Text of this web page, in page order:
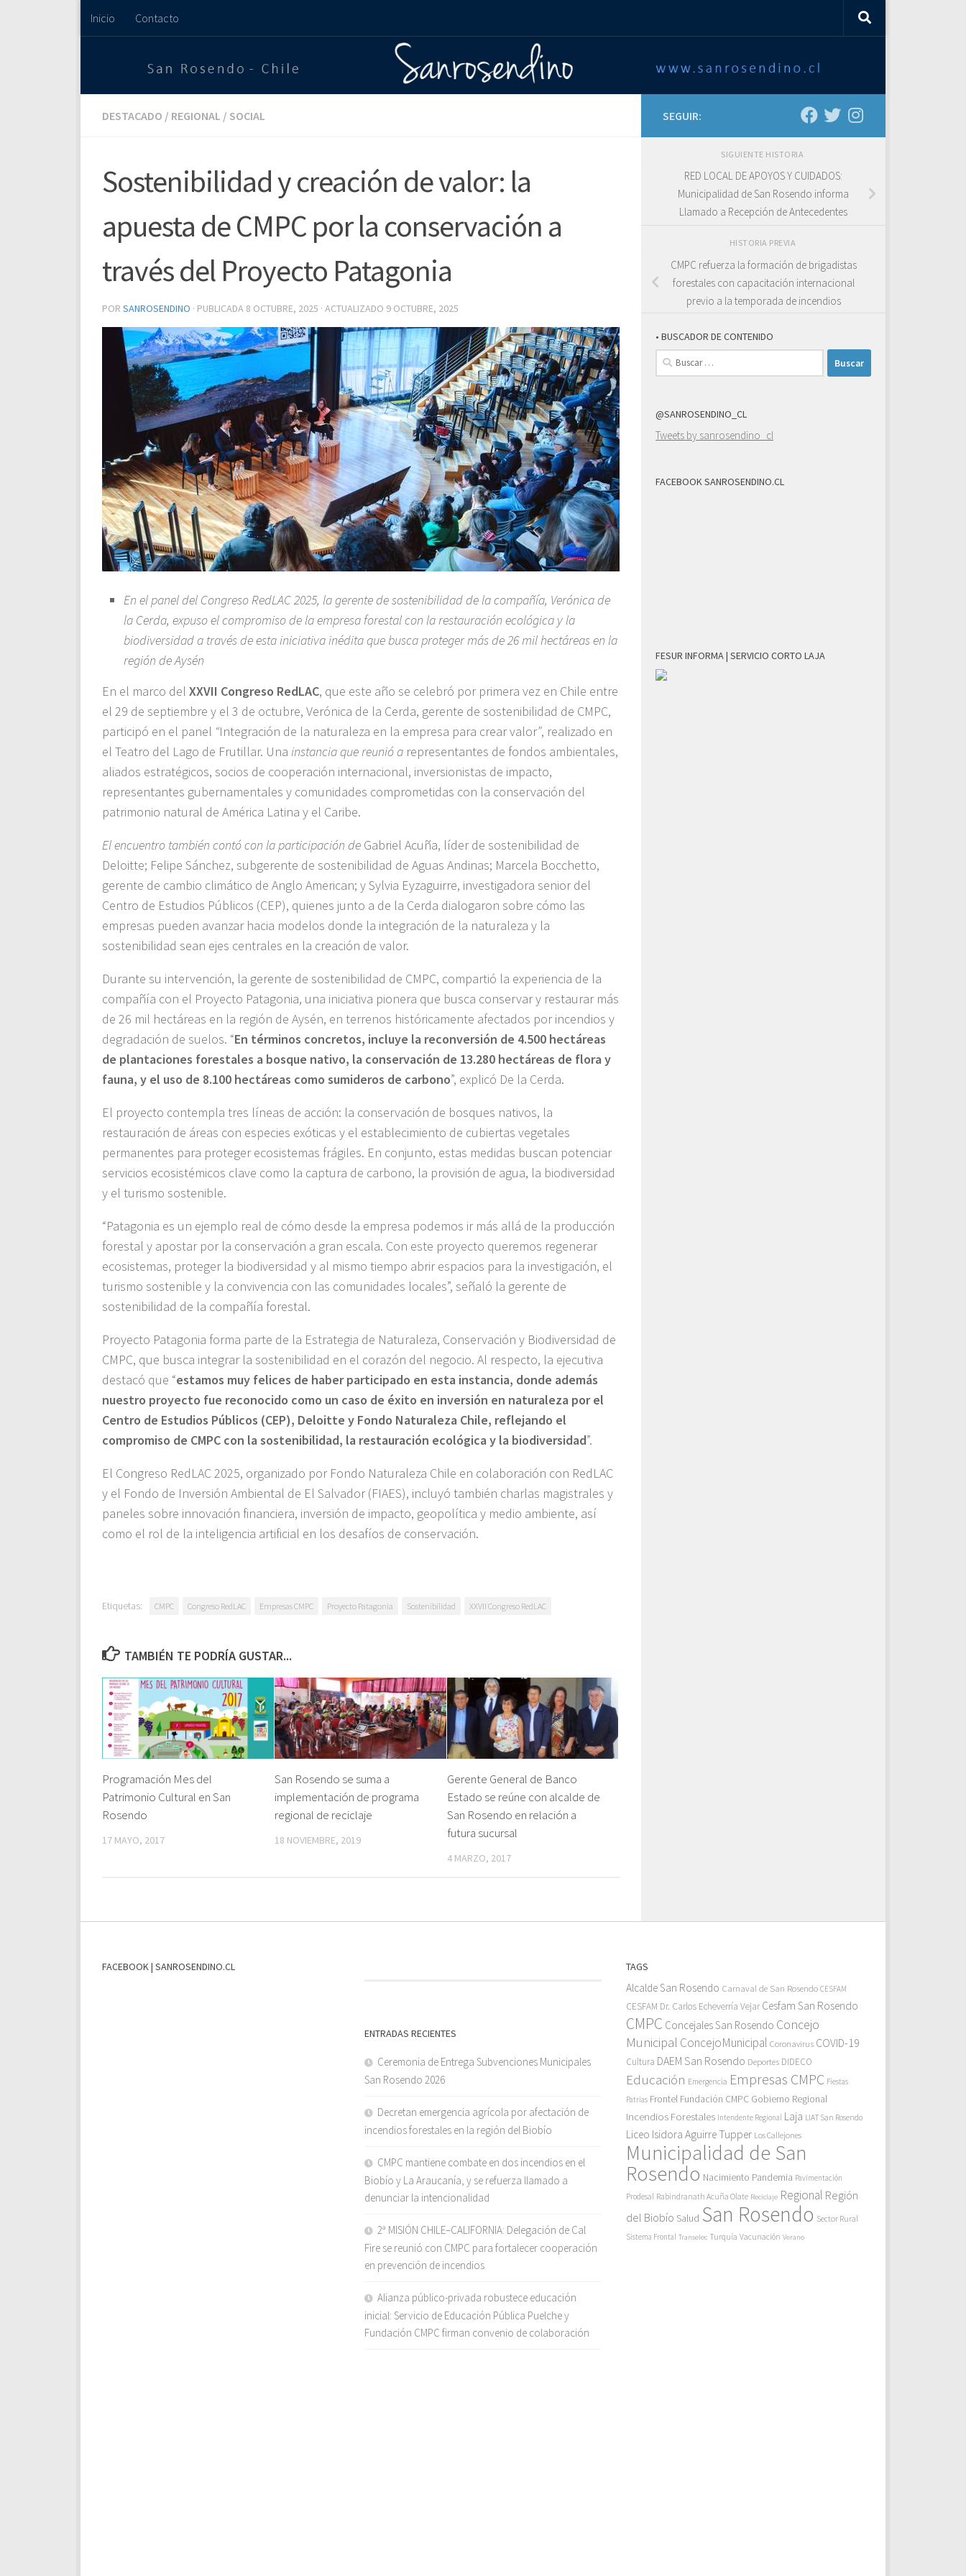
Saltar al contenido
Inicio Contacto
DESTACADO / REGIONAL / SOCIAL
Sostenibilidad y creación de valor: la
apuesta de CMPC por la conservación a
través del Proyecto Patagonia
POR SANROSENDINO · PUBLICADA 8 OCTUBRE, 2025 · ACTUALIZADO 9 OCTUBRE, 2025
En el panel del Congreso RedLAC 2025, la gerente de sostenibilidad de la compañía, Verónica de
la Cerda, expuso el compromiso de la empresa forestal con la restauración ecológica y la
biodiversidad a través de esta iniciativa inédita que busca proteger más de 26 mil hectáreas en la
región de Aysén
En el marco del XXVII Congreso RedLAC, que este año se celebró por primera vez en Chile entre
el 29 de septiembre y el 3 de octubre, Verónica de la Cerda, gerente de sostenibilidad de CMPC,
participó en el panel “Integración de la naturaleza en la empresa para crear valor”, realizado en
el Teatro del Lago de Frutillar. Una instancia que reunió a representantes de fondos ambientales,
aliados estratégicos, socios de cooperación internacional, inversionistas de impacto,
representantes gubernamentales y comunidades comprometidas con la conservación del
patrimonio natural de América Latina y el Caribe.
El encuentro también contó con la participación de Gabriel Acuña, líder de sostenibilidad de
Deloitte; Felipe Sánchez, subgerente de sostenibilidad de Aguas Andinas; Marcela Bocchetto,
gerente de cambio climático de Anglo American; y Sylvia Eyzaguirre, investigadora senior del
Centro de Estudios Públicos (CEP), quienes junto a de la Cerda dialogaron sobre cómo las
empresas pueden avanzar hacia modelos donde la integración de la naturaleza y la
sostenibilidad sean ejes centrales en la creación de valor.
Durante su intervención, la gerente de sostenibilidad de CMPC, compartió la experiencia de la
compañía con el Proyecto Patagonia, una iniciativa pionera que busca conservar y restaurar más
de 26 mil hectáreas en la región de Aysén, en terrenos históricamente afectados por incendios y
degradación de suelos. “En términos concretos, incluye la reconversión de 4.500 hectáreas
de plantaciones forestales a bosque nativo, la conservación de 13.280 hectáreas de flora y
fauna, y el uso de 8.100 hectáreas como sumideros de carbono”, explicó De la Cerda.
El proyecto contempla tres líneas de acción: la conservación de bosques nativos, la
restauración de áreas con especies exóticas y el establecimiento de cubiertas vegetales
permanentes para proteger ecosistemas frágiles. En conjunto, estas medidas buscan potenciar
servicios ecosistémicos clave como la captura de carbono, la provisión de agua, la biodiversidad
y el turismo sostenible.
“Patagonia es un ejemplo real de cómo desde la empresa podemos ir más allá de la producción
forestal y apostar por la conservación a gran escala. Con este proyecto queremos regenerar
ecosistemas, proteger la biodiversidad y al mismo tiempo abrir espacios para la investigación, el
turismo sostenible y la convivencia con las comunidades locales”, señaló la gerente de
sostenibilidad de la compañía forestal.
Proyecto Patagonia forma parte de la Estrategia de Naturaleza, Conservación y Biodiversidad de
CMPC, que busca integrar la sostenibilidad en el corazón del negocio. Al respecto, la ejecutiva
destacó que “estamos muy felices de haber participado en esta instancia, donde además
nuestro proyecto fue reconocido como un caso de éxito en inversión en naturaleza por el
Centro de Estudios Públicos (CEP), Deloitte y Fondo Naturaleza Chile, reflejando el
compromiso de CMPC con la sostenibilidad, la restauración ecológica y la biodiversidad”.
El Congreso RedLAC 2025, organizado por Fondo Naturaleza Chile en colaboración con RedLAC
y el Fondo de Inversión Ambiental de El Salvador (FIAES), incluyó también charlas magistrales y
paneles sobre innovación financiera, inversión de impacto, geopolítica y medio ambiente, así
como el rol de la inteligencia artificial en los desafíos de conservación.
Etiquetas: CMPC Congreso RedLAC Empresas CMPC Proyecto Patagonia Sostenibilidad XXVII Congreso RedLAC
TAMBIÉN TE PODRÍA GUSTAR...
Programación Mes del
Patrimonio Cultural en San
Rosendo
17 MAYO, 2017
San Rosendo se suma a
implementación de programa
regional de reciclaje
18 NOVIEMBRE, 2019
Gerente General de Banco
Estado se reúne con alcalde de
San Rosendo en relación a
futura sucursal
4 MARZO, 2017
SEGUIR:
SIGUIENTE HISTORIA
RED LOCAL DE APOYOS Y CUIDADOS:
Municipalidad de San Rosendo informa
Llamado a Recepción de Antecedentes
HISTORIA PREVIA
CMPC refuerza la formación de brigadistas
forestales con capacitación internacional
previo a la temporada de incendios
• BUSCADOR DE CONTENIDO
Buscar:
@SANROSENDINO_CL
Tweets by sanrosendino_cl
FACEBOOK SANROSENDINO.CL
FESUR INFORMA | SERVICIO CORTO LAJA
FACEBOOK | SANROSENDINO.CL
ENTRADAS RECIENTES
Ceremonia de Entrega Subvenciones Municipales
San Rosendo 2026
Decretan emergencia agrícola por afectación de
incendios forestales en la región del Biobío
CMPC mantiene combate en dos incendios en el
Biobío y La Araucanía, y se refuerza llamado a
denunciar la intencionalidad
2ª MISIÓN CHILE–CALIFORNIA: Delegación de Cal
Fire se reunió con CMPC para fortalecer cooperación
en prevención de incendios
Alianza público-privada robustece educación
inicial: Servicio de Educación Pública Puelche y
Fundación CMPC firman convenio de colaboración
TAGS
Alcalde San Rosendo Carnaval de San Rosendo CESFAM
CESFAM Dr. Carlos Echeverría Vejar Cesfam San Rosendo
CMPC Concejales San Rosendo Concejo
Municipal ConcejoMunicipal Coronavirus COVID-19
Cultura DAEM San Rosendo Deportes DIDECO
Educación Emergencia Empresas CMPC Fiestas
Patrias Frontel Fundación CMPC Gobierno Regional
Incendios Forestales Intendente Regional Laja LIAT San Rosendo
Liceo Isidora Aguirre Tupper Los Callejones
Municipalidad de San
Rosendo Nacimiento Pandemia Pavimentación
Prodesal Rabindranath Acuña Olate Reciclaje Regional Región
del Biobío Salud San Rosendo Sector Rural
Sistema Frontal Transelec Turquía Vacunación Verano